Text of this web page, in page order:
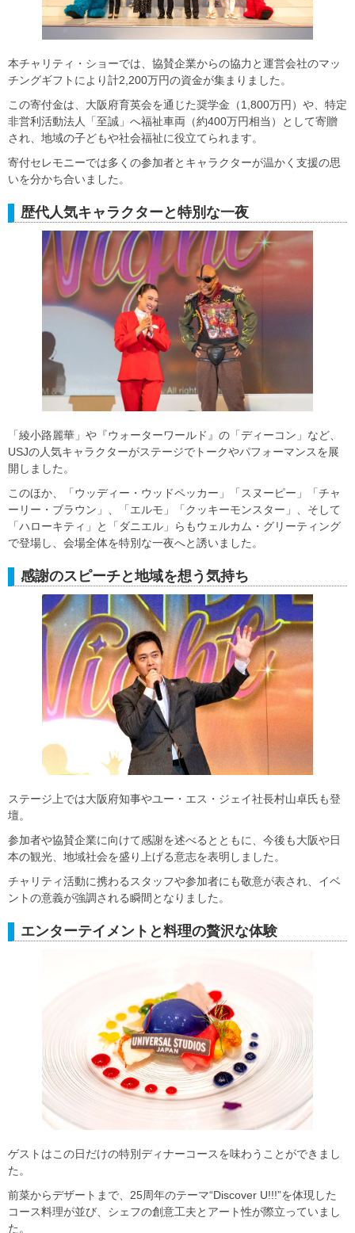
本チャリティ・ショーでは、協賛企業からの協力と運営会社のマッ
チングギフトにより計2,200万円の資金が集まりました。
この寄付金は、大阪府育英会を通じた奨学金（1,800万円）や、特定
非営利活動法人「至誠」へ福祉車両（約400万円相当）として寄贈
され、地域の子どもや社会福祉に役立てられます。
寄付セレモニーでは多くの参加者とキャラクターが温かく支援の思
いを分かち合いました。
歴代人気キャラクターと特別な一夜
「綾小路麗華」や『ウォーターワールド』の「ディーコン」など、
USJの人気キャラクターがステージでトークやパフォーマンスを展
開しました。
このほか、「ウッディー・ウッドペッカー」「スヌーピー」「チャ
ーリー・ブラウン」、「エルモ」「クッキーモンスター」、そして
「ハローキティ」と「ダニエル」らもウェルカム・グリーティング
で登場し、会場全体を特別な一夜へと誘いました。
感謝のスピーチと地域を想う気持ち
ステージ上では大阪府知事やユー・エス・ジェイ社長村山卓氏も登
壇。
参加者や協賛企業に向けて感謝を述べるとともに、今後も大阪や日
本の観光、地域社会を盛り上げる意志を表明しました。
チャリティ活動に携わるスタッフや参加者にも敬意が表され、イベ
ントの意義が強調される瞬間となりました。
エンターテイメントと料理の贅沢な体験
ゲストはこの日だけの特別ディナーコースを味わうことができまし
た。
前菜からデザートまで、25周年のテーマ“Discover U!!!”を体現した
コース料理が並び、シェフの創意工夫とアート性が際立っていまし
た。